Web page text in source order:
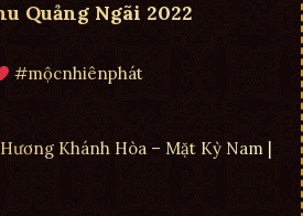
Quảng Ngãi 2022
#mộcnhiênphát
Khánh Hòa – Mặt Kỳ Nam |